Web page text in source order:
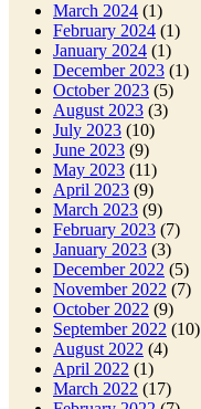
March 2024 (1)
February 2024 (1)
January 2024 (1)
December 2023 (1)
October 2023 (5)
August 2023 (3)
July 2023 (10)
June 2023 (9)
May 2023 (11)
April 2023 (9)
March 2023 (9)
February 2023 (7)
January 2023 (3)
December 2022 (5)
November 2022 (7)
October 2022 (9)
September 2022 (10)
August 2022 (4)
April 2022 (1)
March 2022 (17)